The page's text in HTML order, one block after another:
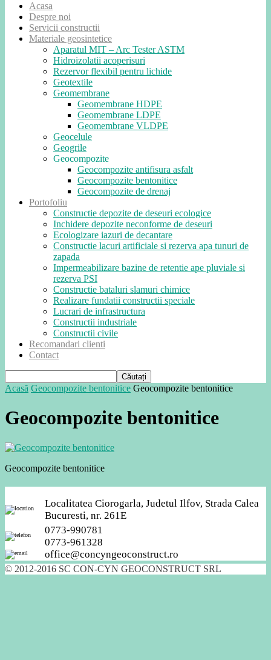
Acasa
Despre noi
Servicii constructii
Materiale geosintetice
Aparatul MIT – Arc Tester ASTM
Hidroizolatii acoperisuri
Rezervor flexibil pentru lichide
Geotextile
Geomembrane
Geomembrane HDPE
Geomembrane LDPE
Geomembrane VLDPE
Geocelule
Geogrile
Geocompozite
Geocompozite antifisura asfalt
Geocompozite bentonitice
Geocompozite de drenaj
Portofoliu
Constructie depozite de deseuri ecologice
Inchidere depozite neconforme de deseuri
Ecologizare iazuri de decantare
Constructie lacuri artificiale si rezerva apa tunuri de
zapada
Impermeabilizare bazine de retentie ape pluviale si
rezerva PSI
Constructie bataluri slamuri chimice
Realizare fundatii constructii speciale
Lucrari de infrastructura
Constructii industriale
Constructii civile
Recomandari clienti
Contact
Acasă Geocompozite bentonitice Geocompozite bentonitice
Geocompozite bentonitice
Geocompozite bentonitice
Localitatea Ciorogarla, Judetul Ilfov, Strada Calea
Bucuresti, nr. 261E
0773-990781
0773-961328
office@concyngeoconstruct.ro
© 2012-2016 SC CON-CYN GEOCONSTRUCT SRL